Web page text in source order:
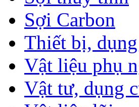
Sợi Carbon
Thiết bị,
Vật liệu phụ
Vật tư, dụng